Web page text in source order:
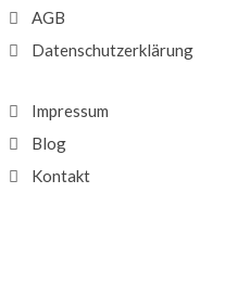
AGB
Datenschutzerklärung
Impressum
Blog
Kontakt